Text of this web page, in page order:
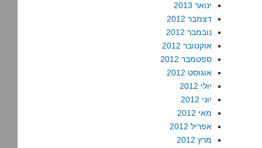
ינואר 2013
דצמבר 2012
נובמבר 2012
אוקטובר 2012
ספטמבר 2012
אוגוסט 2012
יולי 2012
יוני 2012
מאי 2012
אפריל 2012
מרץ 2012